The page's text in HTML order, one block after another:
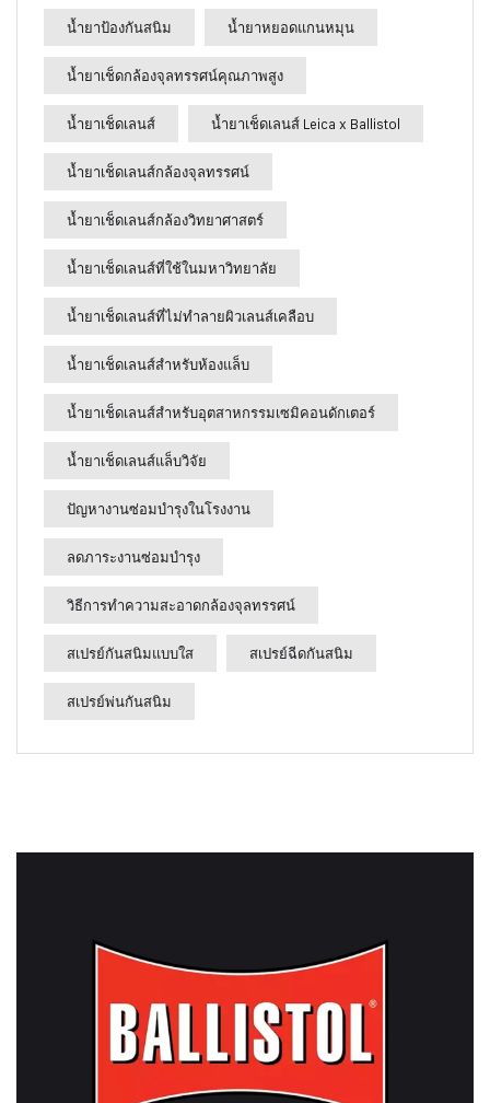
น้ำยาป้องกันสนิม น้ำยาหยอดแกนหมุน
น้ำยาเช็ดกล้องจุลทรรศน์คุณภาพสูง
น้ำยาเช็ดเลนส์ น้ำยาเช็ดเลนส์ Leica x Ballistol
น้ำยาเช็ดเลนส์กล้องจุลทรรศน์
น้ำยาเช็ดเลนส์กล้องวิทยาศาสตร์
น้ำยาเช็ดเลนส์ที่ใช้ในมหาวิทยาลัย
น้ำยาเช็ดเลนส์ที่ไม่ทำลายผิวเลนส์เคลือบ
น้ำยาเช็ดเลนส์สำหรับห้องแล็บ
น้ำยาเช็ดเลนส์สำหรับอุตสาหกรรมเซมิคอนดักเตอร์
น้ำยาเช็ดเลนส์แล็บวิจัย
ปัญหางานซ่อมบำรุงในโรงงาน
ลดภาระงานซ่อมบำรุง
วิธีการทำความสะอาดกล้องจุลทรรศน์
สเปรย์กันสนิมแบบใส สเปรย์ฉีดกันสนิม
สเปรย์พ่นกันสนิม